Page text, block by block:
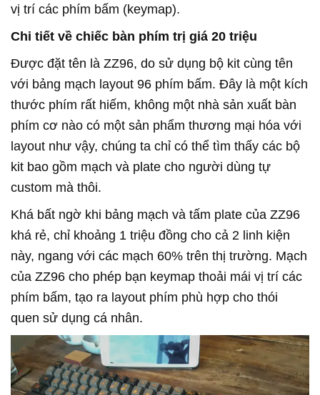
vị trí các phím bấm (keymap).
Chi tiết về chiếc bàn phím trị giá 20 triệu
Được đặt tên là ZZ96, do sử dụng bộ kit cùng tên
với bảng mạch layout 96 phím bấm. Đây là một kích
thước phím rất hiếm, không một nhà sản xuất bàn
phím cơ nào có một sản phẩm thương mại hóa với
layout như vậy, chúng ta chỉ có thể tìm thấy các bộ
kit bao gồm mạch và plate cho người dùng tự
custom mà thôi.
Khá bất ngờ khi bảng mạch và tấm plate của ZZ96
khá rẻ, chỉ khoảng 1 triệu đồng cho cả 2 linh kiện
này, ngang với các mạch 60% trên thị trường. Mạch
của ZZ96 cho phép bạn keymap thoải mái vị trí các
phím bấm, tạo ra layout phím phù hợp cho thói
quen sử dụng cá nhân.